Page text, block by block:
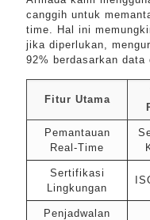
canggih untuk
time. Hal ini
jika diperlukan,
92% berdasarkan data
Fitur Utama
Pemantauan
Real-Time
Sertifikasi
Lingkungan
Penjadwalan